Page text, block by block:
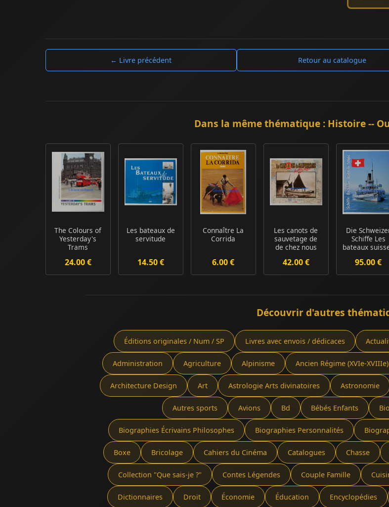
← Livre précédent Retour au catalogue
Dans la même thématique : Histoire --
The Colours of
Yesterday's
Trams
24.00 €
Les bateaux de
servitude
14.50 €
Connaître La
Corrida
6.00 €
Les canots de
sauvetage de
de chez nous
42.00 €
Die
Schiffe Les
bateaux
95.00 €
Découvrir d'autres
Éditions originales / Num / SP Livres avec envois / dédicaces
Administration Agriculture Alpinisme Ancien Régime (XVIe-XVIIIe)
Architecture Design Art Astrologie Arts divinatoires Astronomie
Autres sports Avions Bd Bébés Enfants
Biographies Écrivains Philosophes Biographies Personnalités
Boxe Bricolage Cahiers du Cinéma Catalogues Chasse
Collection "Que sais-je ?" Contes Légendes Couple Famille
Dictionnaires Droit Économie Éducation Encyclopédies